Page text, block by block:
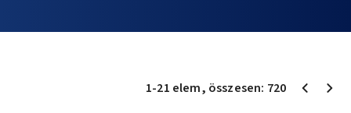
1-21 elem, összesen: 720